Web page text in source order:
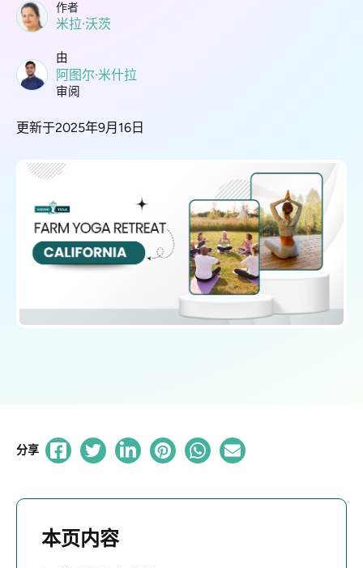
作者
米拉·沃茨
由
阿图尔·米什拉
审阅
更新于2025年9月16日
分享
本页内容